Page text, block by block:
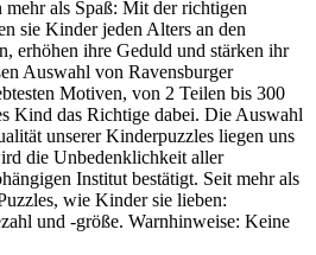
mehr als Spaß: Mit der richtigen
sie Kinder jeden Alters an den
erhöhen ihre Geduld und stärken ihr
Auswahl von Ravensburger
Motiven, von 2 Teilen bis 300
Kind das Richtige dabei. Die Auswahl
unserer Kinderpuzzles liegen uns
die Unbedenklichkeit aller
Institut bestätigt. Seit mehr als
wie Kinder sie lieben:
und -größe. Warnhinweise: Keine